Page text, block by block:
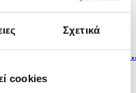
Σχετικά
cookies
το μη